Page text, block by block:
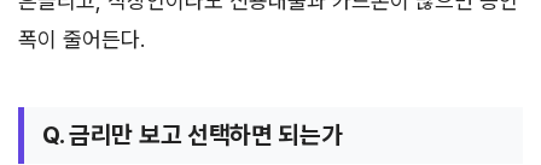
폭이 줄어든다.
Q. 금리만 보고 선택하면 되는가